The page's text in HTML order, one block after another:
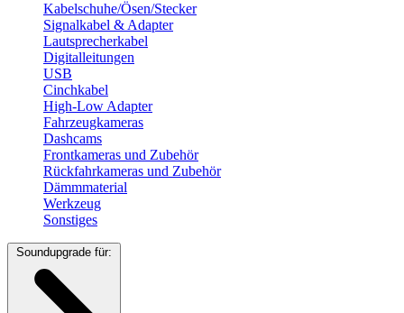
Kabelschuhe/Ösen/Stecker
Signalkabel & Adapter
Lautsprecherkabel
Digitalleitungen
USB
Cinchkabel
High-Low Adapter
Fahrzeugkameras
Dashcams
Frontkameras und Zubehör
Rückfahrkameras und Zubehör
Dämmmaterial
Werkzeug
Sonstiges
Soundupgrade für: